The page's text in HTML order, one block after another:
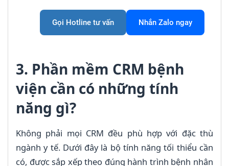
Gọi Hotline tư vấn Nhắn Zalo ngay
3. Phần mềm CRM bệnh
viện cần có những tính
năng gì?
Không phải mọi CRM đều phù hợp với đặc thù
ngành y tế. Dưới đây là bộ tính năng tối thiểu cần
có, được sắp xếp theo đúng hành trình bệnh nhân